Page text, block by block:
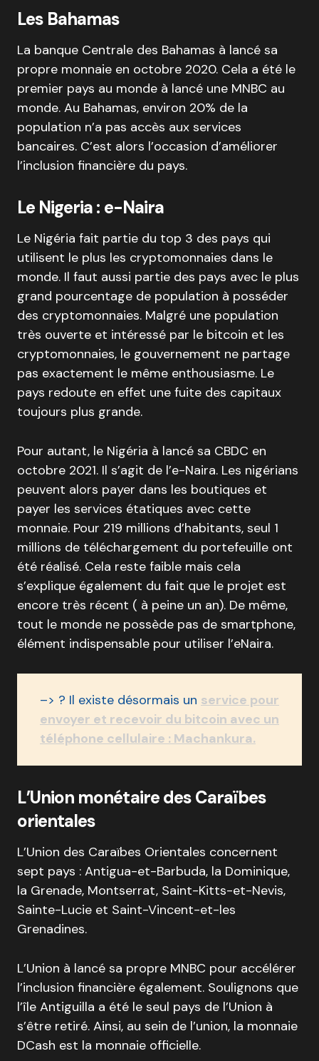
Les Bahamas
La banque Centrale des Bahamas à lancé sa
propre monnaie en octobre 2020. Cela a été le
premier pays au monde à lancé une MNBC au
monde. Au Bahamas, environ 20% de la
population n’a pas accès aux services
bancaires. C’est alors l’occasion d’améliorer
l’inclusion financière du pays.
Le Nigeria : e-Naira
Le Nigéria fait partie du top 3 des pays qui
utilisent le plus les cryptomonnaies dans le
monde. Il faut aussi partie des pays avec le plus
grand pourcentage de population à posséder
des cryptomonnaies. Malgré une population
très ouverte et intéressé par le bitcoin et les
cryptomonnaies, le gouvernement ne partage
pas exactement le même enthousiasme. Le
pays redoute en effet une fuite des capitaux
toujours plus grande.
Pour autant, le Nigéria à lancé sa CBDC en
octobre 2021. Il s’agit de l’e-Naira. Les nigérians
peuvent alors payer dans les boutiques et
payer les services étatiques avec cette
monnaie. Pour 219 millions d’habitants, seul 1
millions de téléchargement du portefeuille ont
été réalisé. Cela reste faible mais cela
s’explique également du fait que le projet est
encore très récent ( à peine un an). De même,
tout le monde ne possède pas de smartphone,
élément indispensable pour utiliser l’eNaira.
–> ? Il existe désormais un service pour
envoyer et recevoir du bitcoin avec un
téléphone cellulaire : Machankura.
L’Union monétaire des Caraïbes
orientales
L’Union des Caraïbes Orientales concernent
sept pays : Antigua-et-Barbuda, la Dominique,
la Grenade, Montserrat, Saint-Kitts-et-Nevis,
Sainte-Lucie et Saint-Vincent-et-les
Grenadines.
L’Union à lancé sa propre MNBC pour accélérer
l’inclusion financière également. Soulignons que
l’île Antiguilla a été le seul pays de l’Union à
s’être retiré. Ainsi, au sein de l’union, la monnaie
DCash est la monnaie officielle.